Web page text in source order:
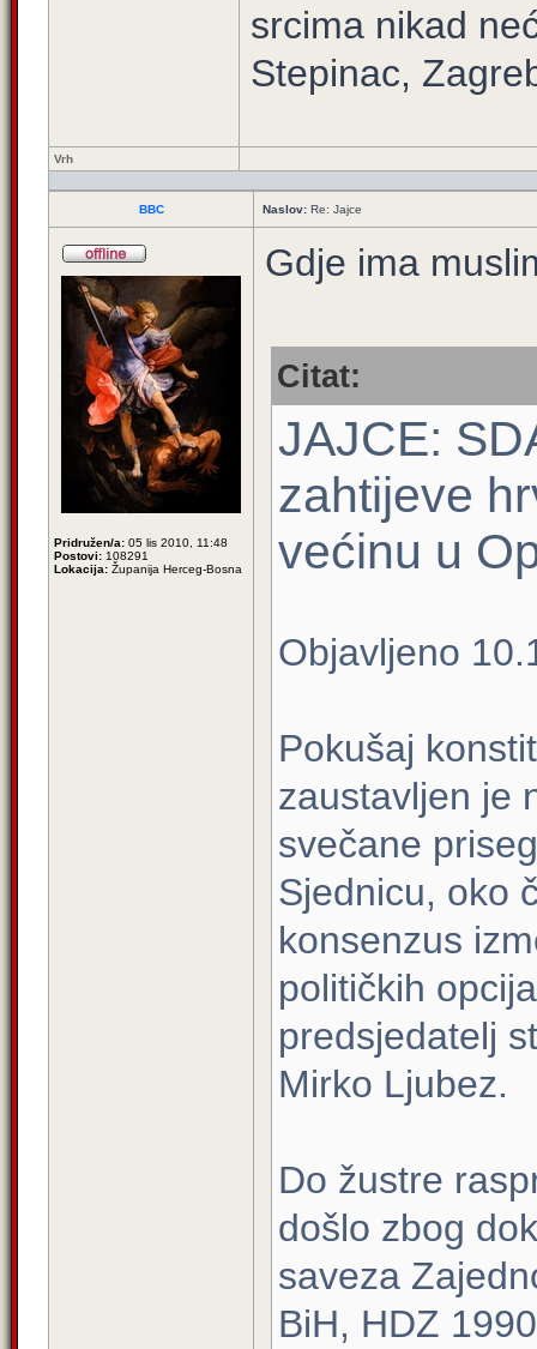
srcima nikad
Stepinac,
Vrh
BBC Naslov: Re: Jajce
Pridružen/a: 05 lis 2010, 11:48
Postovi: 108291
Lokacija: Županija Herceg-Bosna
Gdje ima
Citat:
JAJCE:
zahtijeve
većinu u
Objavljeno
Pokušaj
zaustavljen je
svečane
Sjednicu, oko
konsenzus
političkih
predsjedatelj
Mirko Ljubez.
Do žustre
došlo zbog
saveza
BiH, HDZ